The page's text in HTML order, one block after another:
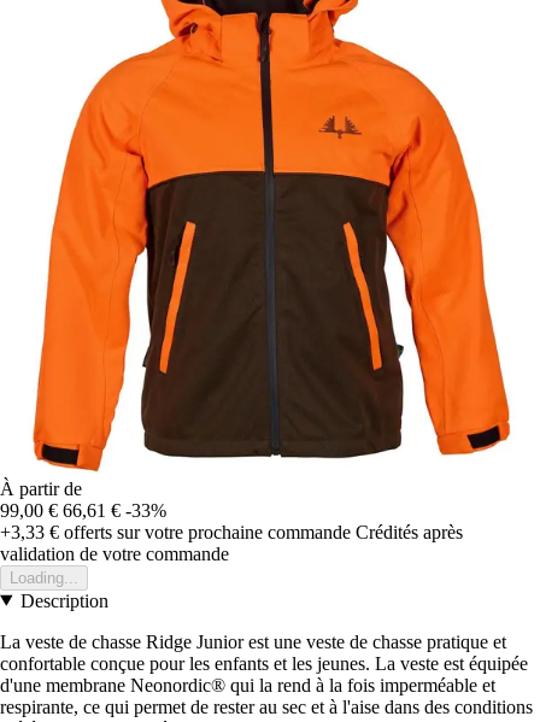
À partir de
99,00 € 66,61 € -33%
+3,33 € offerts sur votre prochaine commande Crédités après
validation de votre commande
Loading...
Description
La veste de chasse Ridge Junior est une veste de chasse pratique et
confortable conçue pour les enfants et les jeunes. La veste est équipée
d'une membrane Neonordic® qui la rend à la fois imperméable et
respirante, ce qui permet de rester au sec et à l'aise dans des conditions